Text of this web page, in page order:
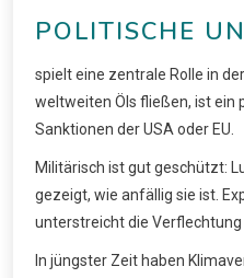
POLITISCHE
spielt eine zentrale Rolle in
weltweiten Öls fließen, ist ein
Sanktionen der USA oder EU.
Militärisch ist gut geschützt:
gezeigt, wie anfällig sie ist.
unterstreicht die Verflechtung
In jüngster Zeit haben